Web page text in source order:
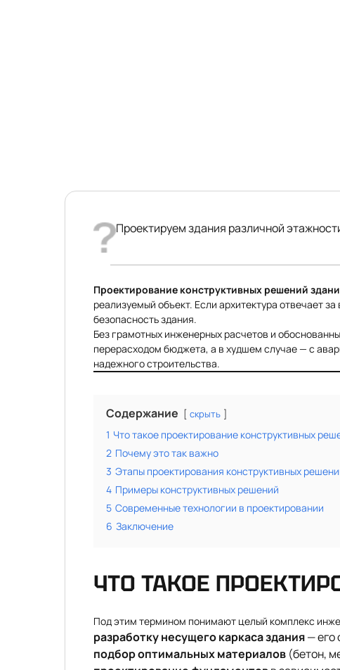
Проектируем здания различной
Проектирование конструктивных решений
реализуемый объект. Если архитектура отвечает
безопасность здания.
Без грамотных инженерных расчетов и
перерасходом бюджета, а в худшем случае — с
надежного строительства.
Содержание скрыть
1 Что такое проектирование конструктивных
2 Почему это так важно
3 Этапы проектирования конструктивных
4 Примеры конструктивных решений
5 Современные технологии в проектировании
6 Заключение
ЧТО ТАКОЕ
Под этим термином понимают целый комплекс
разработку несущего каркаса здания— его
подбор оптимальных материалов (бетон,